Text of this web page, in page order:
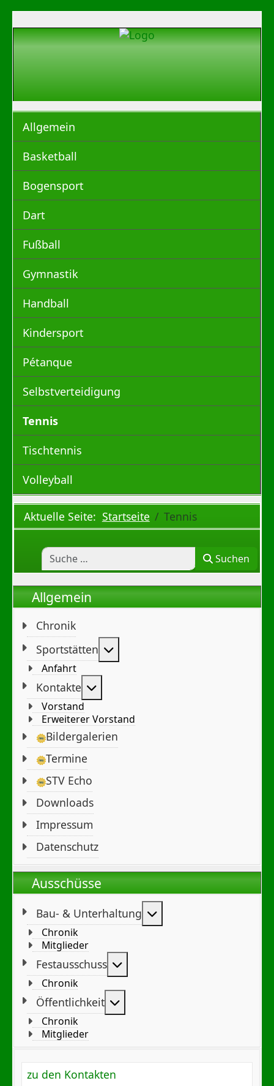
Allgemein
Basketball
Bogensport
Dart
Fußball
Gymnastik
Handball
Kindersport
Pétanque
Selbstverteidigung
Tennis
Tischtennis
Volleyball
Aktuelle Seite: Startseite Tennis
Suchen
Allgemein
Chronik
Sportstätten
Anfahrt
Kontakte
Vorstand
Erweiterer Vorstand
Bildergalerien
Termine
STV Echo
Downloads
Impressum
Datenschutz
Ausschüsse
Bau- & Unterhaltung
Chronik
Mitglieder
Festausschuss
Chronik
Öffentlichkeit
Chronik
Mitglieder
zu den Kontakten